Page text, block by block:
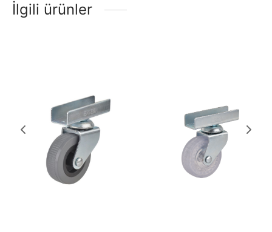
İlgili ürünler